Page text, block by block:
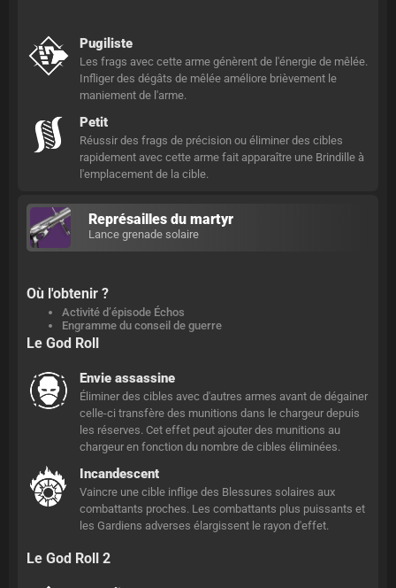
Pugiliste
Les frags avec cette arme génèrent de l'énergie de mêlée.
Infliger des dégâts de mêlée améliore brièvement le
maniement de l'arme.
Petit
Réussir des frags de précision ou éliminer des cibles
rapidement avec cette arme fait apparaître une Brindille à
l'emplacement de la cible.
Représailles du martyr
Lance grenade solaire
Où l'obtenir ?
Activité d’épisode Échos
Engramme du conseil de guerre
Le God Roll
Envie assassine
Éliminer des cibles avec d'autres armes avant de dégainer
celle-ci transfère des munitions dans le chargeur depuis
les réserves. Cet effet peut ajouter des munitions au
chargeur en fonction du nombre de cibles éliminées.
Incandescent
Vaincre une cible inflige des Blessures solaires aux
combattants proches. Les combattants plus puissants et
les Gardiens adverses élargissent le rayon d'effet.
Le God Roll 2